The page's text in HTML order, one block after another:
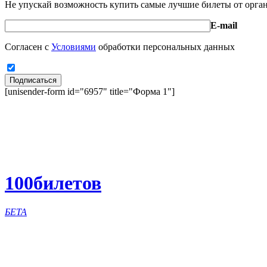
Не упускай возможность купить самые лучшие билеты от
E-mail
Согласен с Условиями обработки персональных данных
Подписаться
[unisender-form id="6957" title="Форма 1"]
100билетов
БЕТА